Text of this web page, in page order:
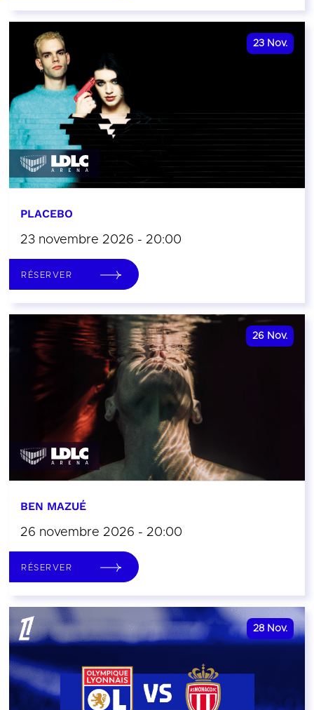
23 Nov.
PLACEBO
23 novembre 2026 - 20:00
RÉSERVER
26 Nov.
BEN MAZUÉ
26 novembre 2026 - 20:00
RÉSERVER
28 Nov.